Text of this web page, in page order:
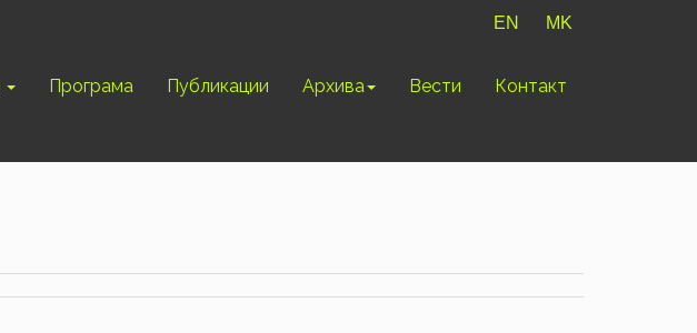
EN MK
Програма Публикации Архива Вести Контакт